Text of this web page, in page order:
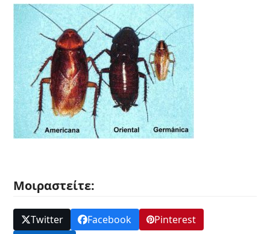
Μοιραστείτε:
Twitter Facebook
Pinterest